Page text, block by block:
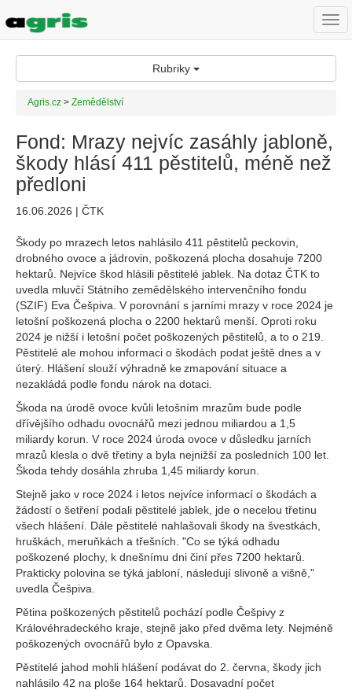
Rubriky
Agris.cz > Zemědělství
Fond: Mrazy nejvíc zasáhly jabloně,
škody hlásí 411 pěstitelů, méně než
předloni
16.06.2026 | ČTK
Škody po mrazech letos nahlásilo 411 pěstitelů peckovin,
drobného ovoce a jádrovin, poškozená plocha dosahuje 7200
hektarů. Nejvíce škod hlásili pěstitelé jablek. Na dotaz ČTK to
uvedla mluvčí Státního zemědělského intervenčního fondu
(SZIF) Eva Češpiva. V porovnání s jarními mrazy v roce 2024 je
letošní poškozená plocha o 2200 hektarů menší. Oproti roku
2024 je nižší i letošní počet poškozených pěstitelů, a to o 219.
Pěstitelé ale mohou informaci o škodách podat ještě dnes a v
úterý. Hlášení slouží výhradně ke zmapování situace a
nezakládá podle fondu nárok na dotaci.
Škoda na úrodě ovoce kvůli letošním mrazům bude podle
dřívějšího odhadu ovocnářů mezi jednou miliardou a 1,5
miliardy korun. V roce 2024 úroda ovoce v důsledku jarních
mrazů klesla o dvě třetiny a byla nejnižší za posledních 100 let.
Škoda tehdy dosáhla zhruba 1,45 miliardy korun.
Stejně jako v roce 2024 i letos nejvíce informací o škodách a
žádostí o šetření podali pěstitelé jablek, jde o necelou třetinu
všech hlášení. Dále pěstitelé nahlašovali škody na švestkách,
hruškách, meruňkách a třešních. "Co se týká odhadu
poškozené plochy, k dnešnímu dni činí přes 7200 hektarů.
Prakticky polovina se týká jabloní, následují slivoně a višně,"
uvedla Češpiva.
Pětina poškozených pěstitelů pochází podle Češpivy z
Královéhradeckého kraje, stejně jako před dvěma lety. Nejméně
poškozených ovocnářů bylo z Opavska.
Pěstitelé jahod mohli hlášení podávat do 2. června, škody jich
nahlásilo 42 na ploše 164 hektarů. Dosavadní počet